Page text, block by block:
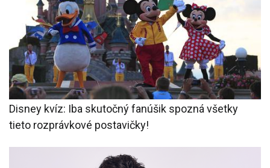
Disney kvíz: Iba skutočný fanúšik spozná všetky
tieto rozprávkové postavičky!